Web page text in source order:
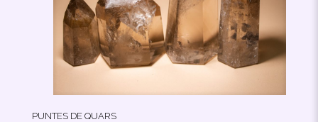
PUNTES DE QUARS